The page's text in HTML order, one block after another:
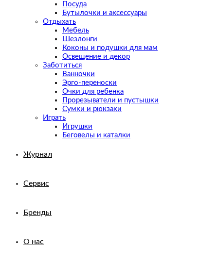
Посуда
Бутылочки и аксессуары
Отдыхать
Мебель
Шезлонги
Коконы и подушки для мам
Освещение и декор
Заботиться
Ванночки
Эрго-переноски
Очки для ребенка
Прорезыватели и пустышки
Сумки и рюкзаки
Играть
Игрушки
Беговелы и каталки
Журнал
Сервис
Бренды
О нас